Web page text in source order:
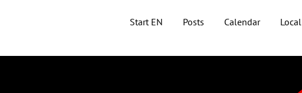
Start EN Posts Calendar Local